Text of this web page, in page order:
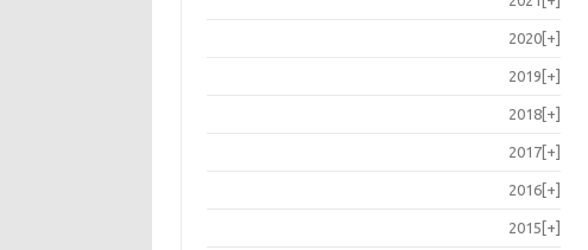
[+]
2020
[+]
2019
[+]
2018
[+]
2017
[+]
2016
[+]
2015